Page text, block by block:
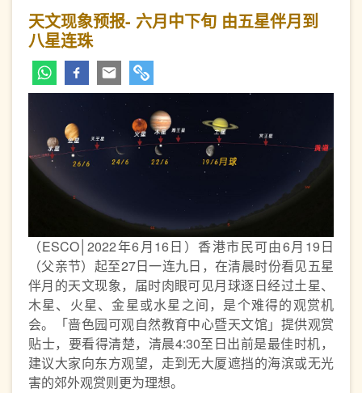
天文现象预报- 六月中下旬 由五星伴月到
八星连珠
（ESCO│2022年6月16日）香港市民可由6月19日
（父亲节）起至27日一连九日，在清晨时份看见五星
伴月的天文现象，届时肉眼可见月球逐日经过土星、
木星、火星、金星或水星之间，是个难得的观赏机
会。「啬色园可观自然教育中心暨天文馆」提供观赏
贴士，要看得清楚，清晨4:30至日出前是最佳时机，
建议大家向东方观望，走到无大厦遮挡的海滨或无光
害的郊外观赏则更为理想。